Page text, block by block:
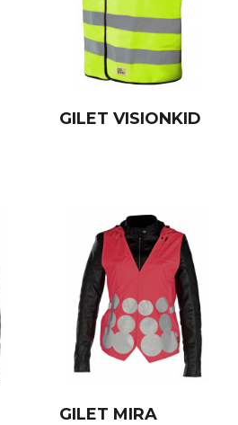
GILET VISIONKID
GILET MIRA